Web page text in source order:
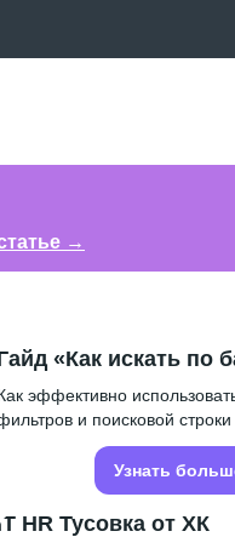
→
«Как искать по
эффективно
и поисковой строки
Узнать
HR Тусовка от ХК